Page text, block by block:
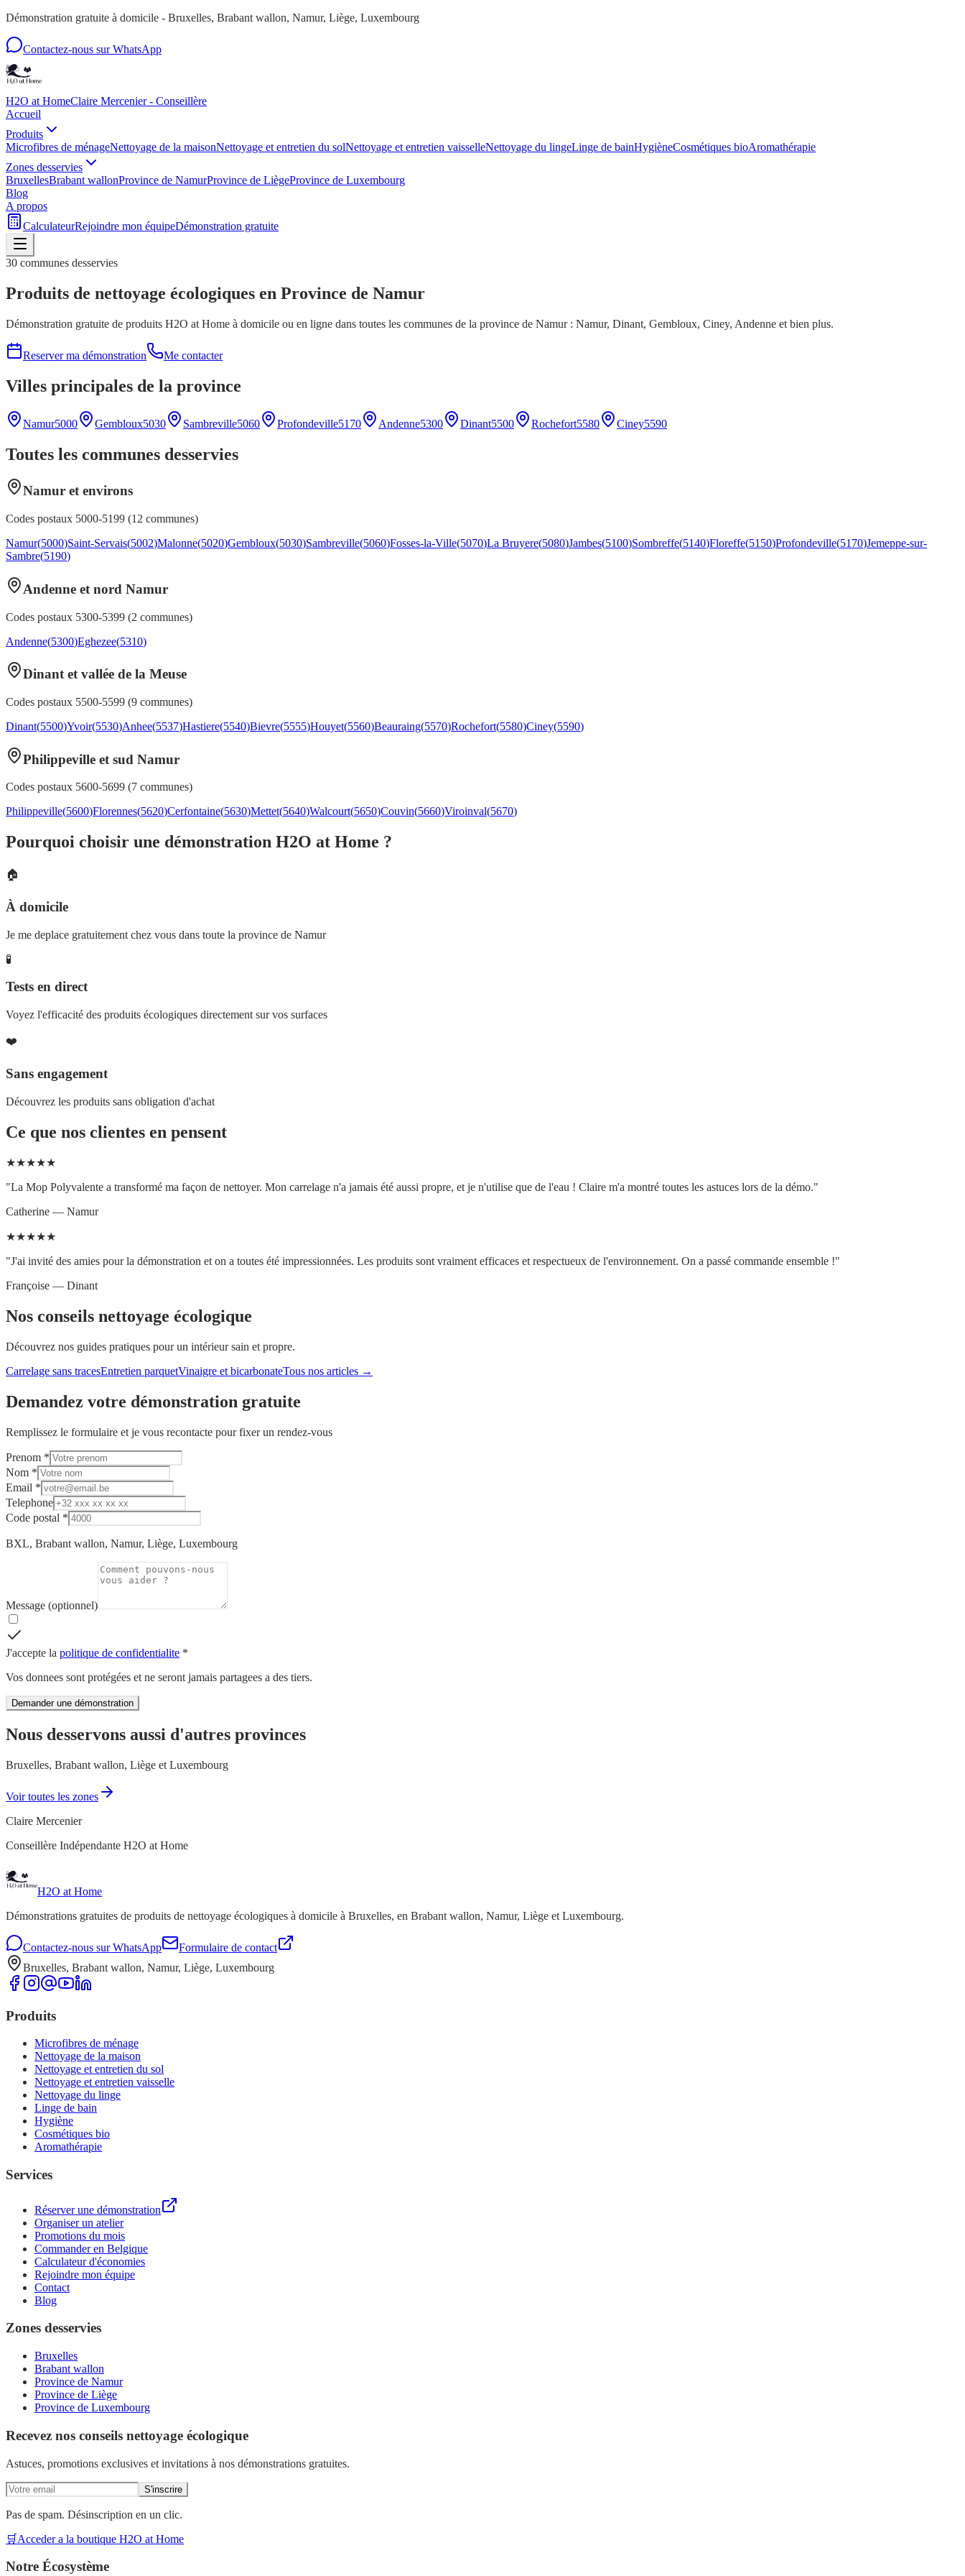
Démonstration gratuite à domicile - Bruxelles, Brabant wallon, Namur, Liège, Luxembourg
Contactez-nous sur WhatsApp
H2O at HomeClaire Mercenier - Conseillère
Accueil
Produits
Microfibres de ménageNettoyage de la maisonNettoyage et entretien du solNettoyage et entretien vaisselleNettoyage du lingeLinge de bainHygièneCosmétiques bioAromathérapie
Zones desservies
BruxellesBrabant wallonProvince de NamurProvince de LiègeProvince de Luxembourg
Blog
A propos
CalculateurRejoindre mon équipeDémonstration gratuite
30 communes desservies
Produits de nettoyage écologiques en Province de Namur
Démonstration gratuite de produits H2O at Home à domicile ou en ligne dans toutes les communes de la province de Namur : Namur, Dinant, Gembloux, Ciney, Andenne et bien plus.
Reserver ma démonstration Me contacter
Villes principales de la province
Namur5000 Gembloux5030 Sambreville5060 Profondeville5170 Andenne5300 Dinant5500 Rochefort5580 Ciney5590
Toutes les communes desservies
Namur et environs
Codes postaux 5000-5199 (12 communes)
Namur(5000)Saint-Servais(5002)Malonne(5020)Gembloux(5030)Sambreville(5060)Fosses-la-Ville(5070)La Bruyere(5080)Jambes(5100)Sombreffe(5140)Floreffe(5150)Profondeville(5170)Jemeppe-sur-
Sambre(5190)
Andenne et nord Namur
Codes postaux 5300-5399 (2 communes)
Andenne(5300)Eghezee(5310)
Dinant et vallée de la Meuse
Codes postaux 5500-5599 (9 communes)
Dinant(5500)Yvoir(5530)Anhee(5537)Hastiere(5540)Bievre(5555)Houyet(5560)Beauraing(5570)Rochefort(5580)Ciney(5590)
Philippeville et sud Namur
Codes postaux 5600-5699 (7 communes)
Philippeville(5600)Florennes(5620)Cerfontaine(5630)Mettet(5640)Walcourt(5650)Couvin(5660)Viroinval(5670)
Pourquoi choisir une démonstration H2O at Home ?
🏠
À domicile
Je me deplace gratuitement chez vous dans toute la province de Namur
🧪
Tests en direct
Voyez l'efficacité des produits écologiques directement sur vos surfaces
❤️
Sans engagement
Découvrez les produits sans obligation d'achat
Ce que nos clientes en pensent
★★★★★
"La Mop Polyvalente a transformé ma façon de nettoyer. Mon carrelage n'a jamais été aussi propre, et je n'utilise que de l'eau ! Claire m'a montré toutes les astuces lors de la démo."
Catherine — Namur
★★★★★
"J'ai invité des amies pour la démonstration et on a toutes été impressionnées. Les produits sont vraiment efficaces et respectueux de l'environnement. On a passé commande ensemble !"
Françoise — Dinant
Nos conseils nettoyage écologique
Découvrez nos guides pratiques pour un intérieur sain et propre.
Carrelage sans tracesEntretien parquetVinaigre et bicarbonateTous nos articles →
Demandez votre démonstration gratuite
Remplissez le formulaire et je vous recontacte pour fixer un rendez-vous
Prenom *
Nom *
Email *
Telephone
Code postal *
BXL, Brabant wallon, Namur, Liège, Luxembourg
Message (optionnel)
J'accepte la politique de confidentialite *
Vos donnees sont protégées et ne seront jamais partagees a des tiers.
Demander une démonstration
Nous desservons aussi d'autres provinces
Bruxelles, Brabant wallon, Liège et Luxembourg
Voir toutes les zones
Claire Mercenier
Conseillère Indépendante H2O at Home
H2O at Home
Démonstrations gratuites de produits de nettoyage écologiques à domicile à Bruxelles, en Brabant wallon, Namur, Liège et Luxembourg.
Contactez-nous sur WhatsApp
Formulaire de contact
Bruxelles, Brabant wallon, Namur, Liège, Luxembourg
Produits
Microfibres de ménage
Nettoyage de la maison
Nettoyage et entretien du sol
Nettoyage et entretien vaisselle
Nettoyage du linge
Linge de bain
Hygiène
Cosmétiques bio
Aromathérapie
Services
Réserver une démonstration
Organiser un atelier
Promotions du mois
Commander en Belgique
Calculateur d'économies
Rejoindre mon équipe
Contact
Blog
Zones desservies
Bruxelles
Brabant wallon
Province de Namur
Province de Liège
Province de Luxembourg
Recevez nos conseils nettoyage écologique
Astuces, promotions exclusives et invitations à nos démonstrations gratuites.
S'inscrire
Pas de spam. Désinscription en un clic.
🛒 Acceder a la boutique H2O at Home
Notre Écosystème